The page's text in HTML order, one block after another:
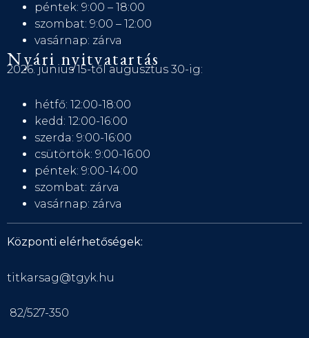
péntek: 9:00 – 18:00
szombat: 9:00 – 12:00
vasárnap: zárva
Nyári nyitvatartás
2026. június 15-től augusztus 30-ig:
hétfő: 12:00-18:00
kedd: 12:00-16:00
szerda: 9:00-16:00
csütörtök: 9:00-16:00
péntek: 9:00-14:00
szombat: zárva
vasárnap: zárva
Központi elérhetőségek:
titkarsag@tgyk.hu
82/527-350